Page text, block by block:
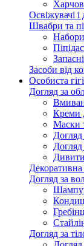
Освіжувачі
Швабри та
Засоби від
Особиста
Догляд за
Креми
Маски
Догляд
Догляд за
Догляд за